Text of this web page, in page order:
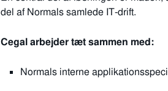
del af Normals samlede IT‑drift.
Cegal arbejder tæt sammen med:
Normals interne